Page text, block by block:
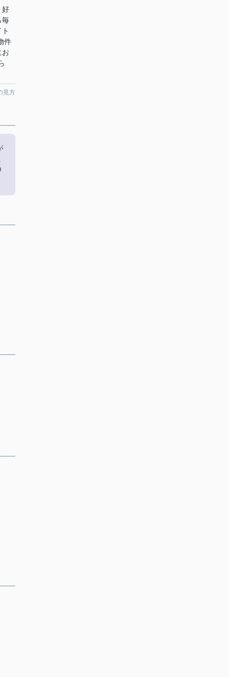
好
毎
件
お
見方